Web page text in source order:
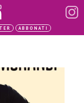
ABBONATI